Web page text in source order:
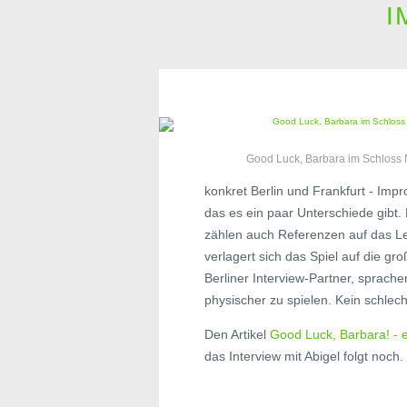
Good Luck, Barbara im Schloss
konkret Berlin und Frankfurt -
das es ein paar Unterschiede
zählen auch Referenzen auf das
verlagert sich das Spiel auf die
Berliner Interview-Partner,
physischer zu spielen. Kein
Den Artikel Good Luck, Barbara! -
das Interview mit Abigel folgt noch.